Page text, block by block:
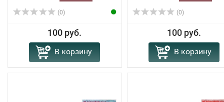
(0)
100 руб.
В корзину
(0)
100 руб.
В корзину